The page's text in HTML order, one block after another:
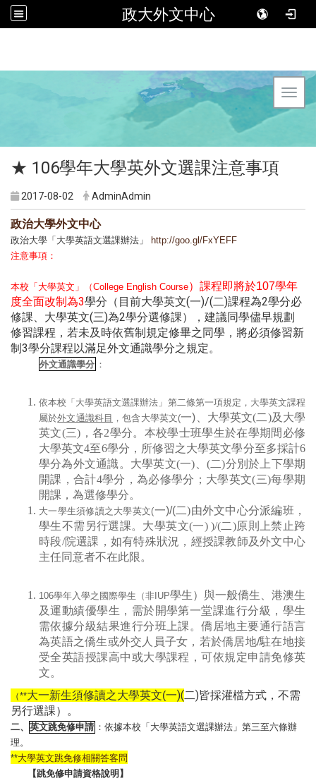
政大外文中心
★ 106學年大學英外文選課注意事項
2017-08-02 AdminAdmin
政治大學外文中心
政治大學「大學英語文選課辦法」
http://goo.gl/FxYEFF
注意事項：
本校「大學英文」（College English Course）課程即將於107學年
度全面改制為3學分（目前大學英文(一)/(二)課程為2學分必
修課、大學英文(三)為2學分選修課），建議同學儘早規劃
修習課程，若未及時依舊制規定修畢之同學，將必須修習新
制3學分課程以滿足外文通識學分之規定。
外文通識學分 ：
依本校「大學英語文選課辦法」第二條第一項規定，大學英文課程
屬於外文通識科目 ，包含大學英文(一) 、大學英文(二)及大學
英文(三)，各2學分。本校學士班學生於在學期間必修
大學英文4至6學分，所修習之大學英文學分至多採計6
學分為外文通識。大學英文(一)、(二)分別於上下學期
開課，合計4學分，為必修學分；大學英文(三)每學期
開課，為選修學分。
大一學生須修讀之大學英文(一)/(二)由外文中心分派編班，
學生不需另行選課。大學英文(一) )/(二)原則上禁止跨
時段/院選課，如有特殊狀況，經授課教師及外文中心
主任同意者不在此限。
106學年入學之國際學生（非IUP學生）與一般僑生、港澳生
及運動績優學生，需於開學第一堂課進行分級，學生
需依據分級結果進行分班上課。僑居地主要通行語言
為英語之僑生或外交人員子女，若於僑居地/駐在地接
受全英語授課高中或大學課程，可依規定申請免修英
文。
（**大一新生須修讀之大學英文(一)(二)皆採灌檔方式，不需
另行選課）。
二、 英文跳免修申請 ：依據本校「大學英語文選課辦法」第三至六條辦
理。
**大學英文跳免修相關答客問
【跳免修申請資格說明】